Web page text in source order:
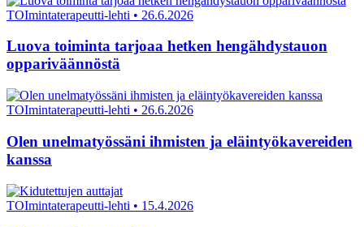
TOImintaterapeutti-lehti • 26.6.2026
Luova toiminta tarjoaa hetken hengähdystauon
oppariväännöstä
TOImintaterapeutti-lehti • 26.6.2026
Olen unelmatyössäni ihmisten ja eläintyökavereiden
kanssa
TOImintaterapeutti-lehti • 15.4.2026